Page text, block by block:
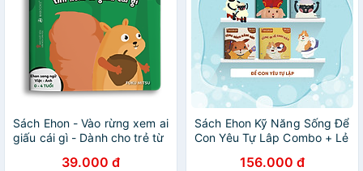
Sách Ehon - Vào rừng xem ai
giấu cái gì - Dành cho trẻ từ
39.000 đ
Sách Ehon Kỹ Năng Sống Để
Con Yêu Tự Lâp Combo + Lẻ
156.000 đ